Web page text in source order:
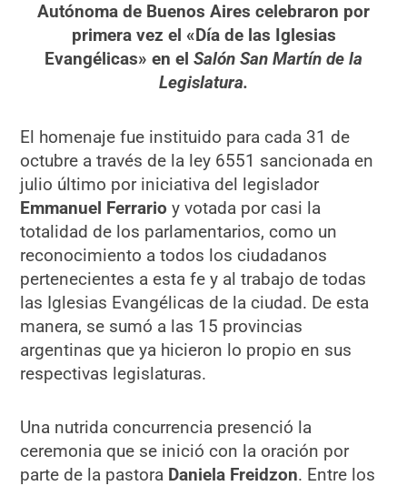
Autónoma de Buenos Aires celebraron por
primera vez el «Día de las Iglesias
Evangélicas» en el Salón San Martín de la
Legislatura.
El homenaje fue instituido para cada 31 de
octubre a través de la ley 6551 sancionada en
julio último por iniciativa del legislador
Emmanuel Ferrario y votada por casi la
totalidad de los parlamentarios, como un
reconocimiento a todos los ciudadanos
pertenecientes a esta fe y al trabajo de todas
las Iglesias Evangélicas de la ciudad. De esta
manera, se sumó a las 15 provincias
argentinas que ya hicieron lo propio en sus
respectivas legislaturas.
Una nutrida concurrencia presenció la
ceremonia que se inició con la oración por
parte de la pastora Daniela Freidzon. Entre los